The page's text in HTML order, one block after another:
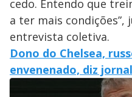
cedo. Entendo que
a ter mais
entrevista coletiva.
Dono do Chelsea,
envenenado, diz jornal